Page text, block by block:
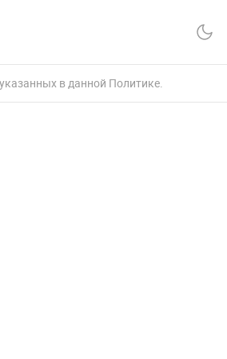
в данной Политике.